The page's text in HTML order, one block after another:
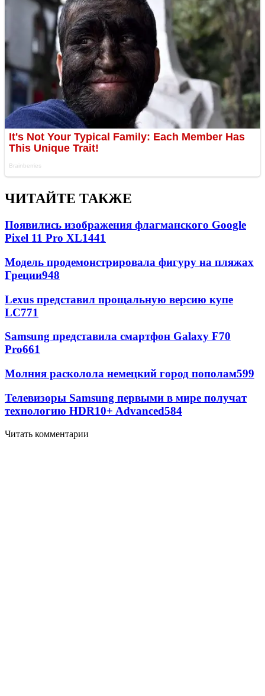
ЧИТАЙТЕ ТАКЖЕ
Появились изображения флагманского Google
Pixel 11 Pro XL1441
Модель продемонстрировала фигуру на пляжах
Греции948
Lexus представил прощальную версию купе
LC771
Samsung представила смартфон Galaxy F70
Pro661
Молния расколола немецкий город пополам599
Телевизоры Samsung первыми в мире получат
технологию HDR10+ Advanced584
Читать комментарии